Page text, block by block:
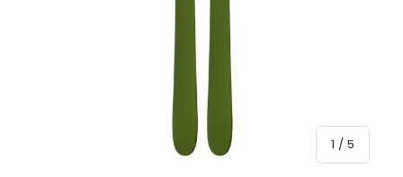
1 / av
5